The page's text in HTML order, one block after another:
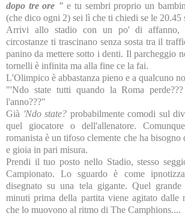
dopo tre ore " e tu sembri proprio un
(che dico ogni 2) sei lì che ti chiedi se le 20.45
Arrivi allo stadio con un po' di affanno,
circostanze ti trascinano senza sosta tra il
panino da mettere sotto i denti. Il parcheggio
tornelli è infinita ma alla fine ce la fai.
L'Olimpico è abbastanza pieno e a qualcuno
"'Ndo state tutti quando la Roma
l'anno???"
Già 'Ndo state? probabilmente comodi sul
quel giocatore o dell'allenatore.
romanista è un tifoso clemente che ha
e gioia in pari misura.
Prendi il tuo posto nello Stadio, stesso
Campionato. Lo sguardo è come
disegnato su una tela gigante. Quel
minuti prima della partita viene agitato dalle
che lo muovono al ritmo di The Camphions....